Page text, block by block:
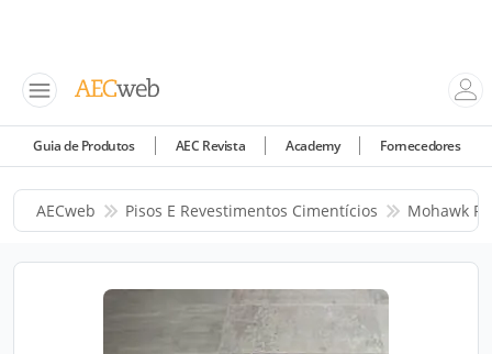
Guia de Produtos AEC Revista Academy Fornecedores
AECweb Pisos E Revestimentos Cimentícios Mohawk